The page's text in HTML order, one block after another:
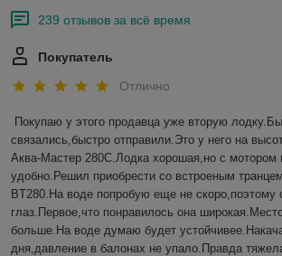
239 отзывов за всё время
Покупатель
Отлично
Покупаю у этого продавца уже вторую
связались,быстро отправили.Это у него на
Аква-Мастер 280С.Лодка хорошая,но с мотором
удобно.Решил приобрести со встроеным
BT280.На воде попробую еще не скоро,поэтому
глаз.Первое,что понравилось она
больше.На воде думаю будет
дня,давление в балонах не упало.Правда